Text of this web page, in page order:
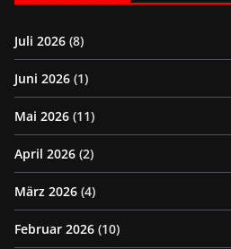
Juli 2026 (8)
Juni 2026 (1)
Mai 2026 (11)
April 2026 (2)
März 2026 (4)
Februar 2026 (10)